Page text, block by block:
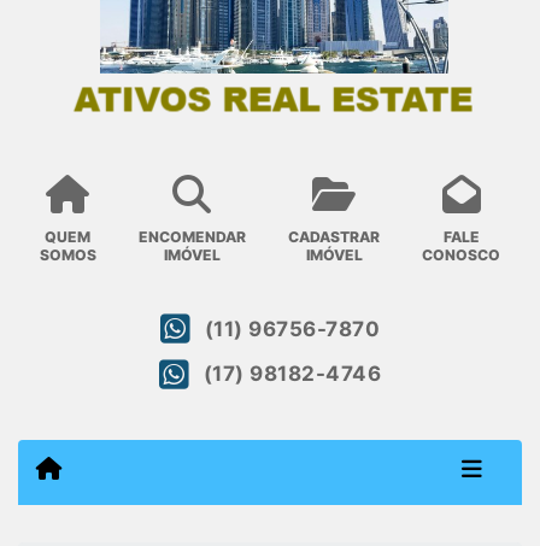
QUEM
SOMOS
ENCOMENDAR
IMÓVEL
CADASTRAR
IMÓVEL
FALE
CONOSCO
(11) 96756-7870
(17) 98182-4746